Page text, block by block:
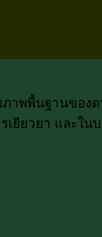
าพพื้นฐานของต
ยวยา และใ